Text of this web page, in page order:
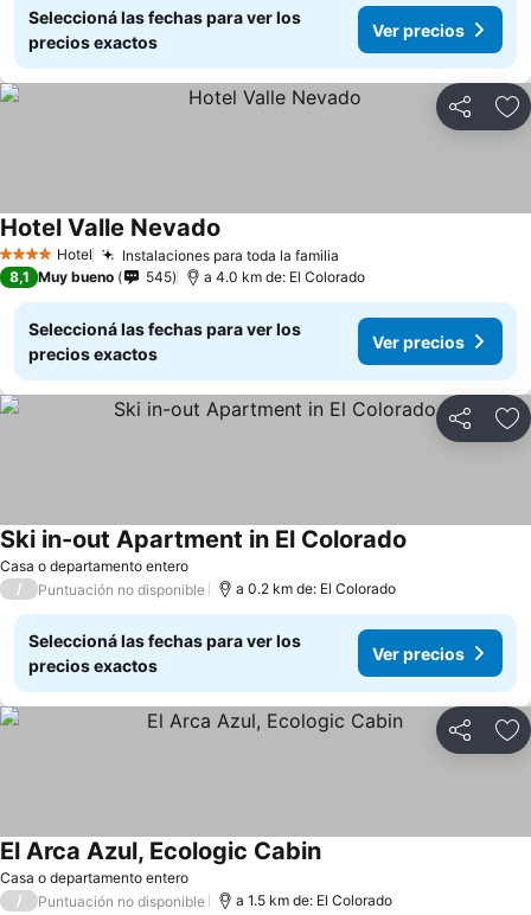
Seleccioná las fechas para ver los
precios exactos
Ver precios
Compartir
4 EstrellasHotel Instalaciones para toda la familia
Hotel Valle Nevado
8,1 Muy bueno 545 a 4.0 km de: El Colorado
Seleccioná las fechas para ver los
precios exactos
Ver precios
Compartir
Casa o departamento entero
Ski in-out Apartment in El Colorado
/ Puntuación no disponible a 0.2 km de: El Colorado
Seleccioná las fechas para ver los
precios exactos
Ver precios
Compartir
Casa o departamento entero
El Arca Azul, Ecologic Cabin
/ Puntuación no disponible a 1.5 km de: El Colorado